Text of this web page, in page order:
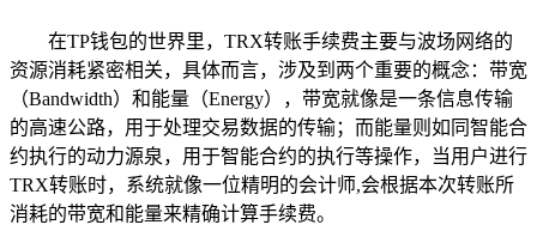
在TP钱包的世界里，TRX转账手续费主要与波场网络的
资源消耗紧密相关，具体而言，涉及到两个重要的概念：带宽
（Bandwidth）和能量（Energy），带宽就像是一条信息传输
的高速公路，用于处理交易数据的传输；而能量则如同智能合
约执行的动力源泉，用于智能合约的执行等操作，当用户进行
TRX转账时，系统就像一位精明的会计师,会根据本次转账所
消耗的带宽和能量来精确计算手续费。